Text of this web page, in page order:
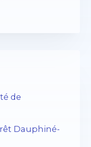
de
Dauphiné-